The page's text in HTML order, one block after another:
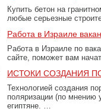
Купить бетон на
любые серьезные
Работа в Израиле
Работа в Израиле по
сайте, поможет вам
ИСТОКИ СОЗДАНИЯ
Технологией создания
поляризации (по
египтяне. …